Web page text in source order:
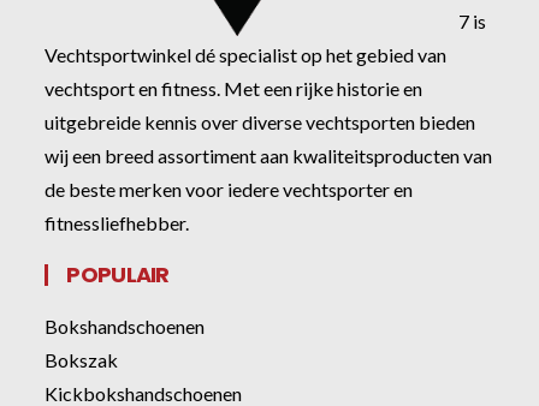
7 is
Vechtsportwinkel dé specialist op het gebied van
vechtsport en fitness. Met een rijke historie en
uitgebreide kennis over diverse vechtsporten bieden
wij een breed assortiment aan kwaliteitsproducten van
de beste merken voor iedere vechtsporter en
fitnessliefhebber.
POPULAIR
Bokshandschoenen
Bokszak
Kickbokshandschoenen